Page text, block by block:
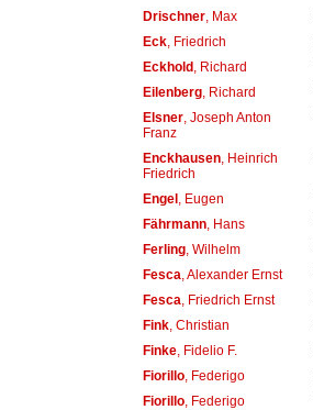
Drischner, Max
Eck, Friedrich
Eckhold, Richard
Eilenberg, Richard
Elsner, Joseph Anton
Franz
Enckhausen, Heinrich
Friedrich
Engel, Eugen
Fährmann, Hans
Ferling, Wilhelm
Fesca , Alexander Ernst
Fesca , Friedrich Ernst
Fink, Christian
Finke, Fidelio F.
Fiorillo, Federigo
Fiorillo, Federigo